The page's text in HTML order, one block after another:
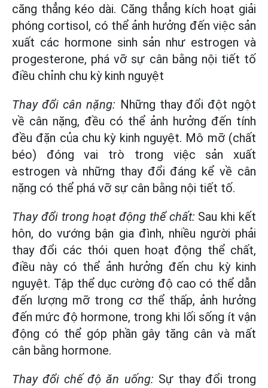
căng thẳng kéo dài. Căng thẳng kích hoạt giải
phóng cortisol, có thể ảnh hưởng đến việc sản
xuất các hormone sinh sản như estrogen và
progesterone, phá vỡ sự cân bằng nội tiết tố
điều chỉnh chu kỳ kinh nguyệt
Thay đổi cân nặng: Những thay đổi đột ngột
về cân nặng, đều có thể ảnh hưởng đến tính
đều đặn của chu kỳ kinh nguyệt. Mô mỡ (chất
béo) đóng vai trò trong việc sản xuất
estrogen và những thay đổi đáng kể về cân
nặng có thể phá vỡ sự cân bằng nội tiết tố.
Thay đổi trong hoạt động thể chất: Sau khi kết
hôn, do vướng bận gia đình, nhiều người phải
thay đổi các thói quen hoạt động thể chất,
điều này có thể ảnh hưởng đến chu kỳ kinh
nguyệt. Tập thể dục cường độ cao có thể dẫn
đến lượng mỡ trong cơ thể thấp, ảnh hưởng
đến mức độ hormone, trong khi lối sống ít vận
động có thể góp phần gây tăng cân và mất
cân bằng hormone.
Thay đổi chế độ ăn uống: Sự thay đổi trong